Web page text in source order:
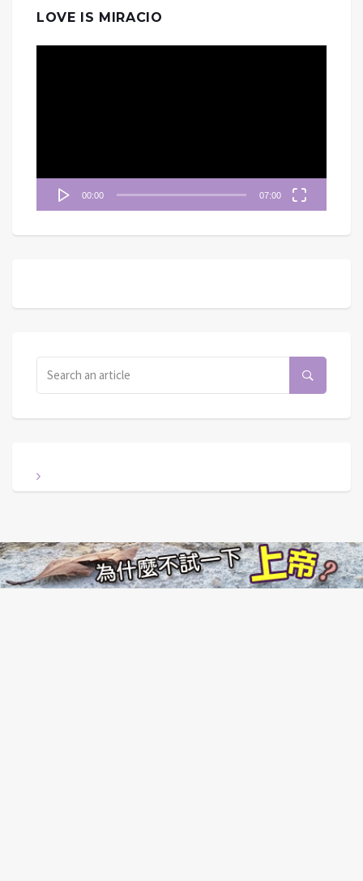
LOVE IS MIRACIO
00:00 07:00